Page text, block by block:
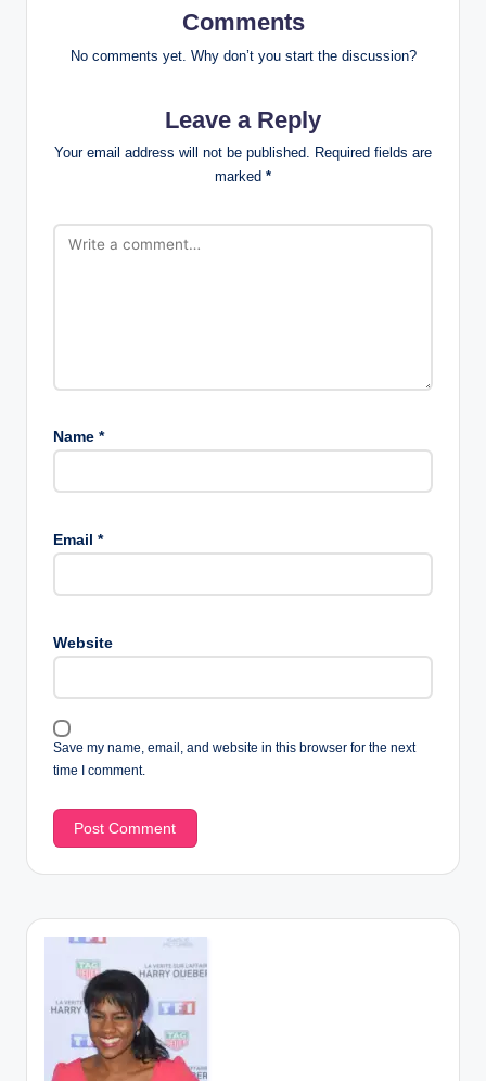
Comments
No comments yet. Why don’t you start the discussion?
Leave a Reply
Your email address will not be published. Required fields are
marked *
Name *
Email *
Website
Save my name, email, and website in this browser for the next
time I comment.